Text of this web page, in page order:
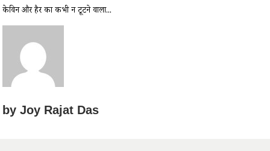
केविन और हैरी का कभी न टूटने वाला...
by Joy Rajat Das